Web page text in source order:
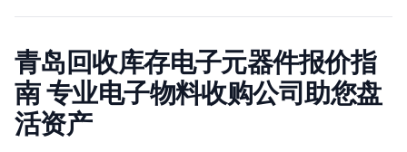
青岛回收库存电子元器件报价指
南 专业电子物料收购公司助您盘
活资产